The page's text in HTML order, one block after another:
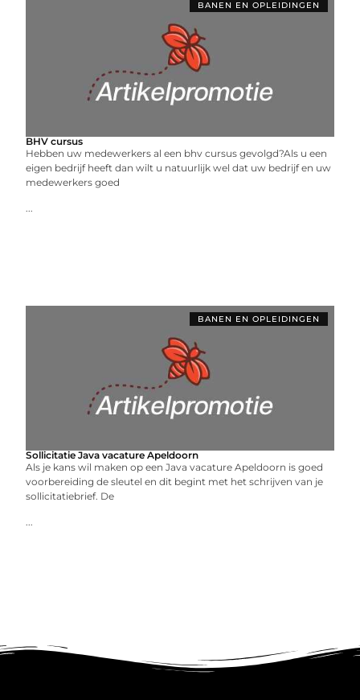
BANEN EN OPLEIDINGEN
BHV cursus
Hebben uw medewerkers al een bhv cursus gevolgd?Als u een
eigen bedrijf heeft dan wilt u natuurlijk wel dat uw bedrijf en uw
medewerkers goed
...
BANEN EN OPLEIDINGEN
Sollicitatie Java vacature Apeldoorn
Als je kans wil maken op een Java vacature Apeldoorn is goed
voorbereiding de sleutel en dit begint met het schrijven van je
sollicitatiebrief. De
...